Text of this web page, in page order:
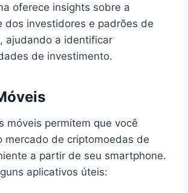
oferece insights sobre a
dos investidores e padrões de
ajudando a identificar
de investimento.
móveis permitem que você
mercado de criptomoedas de
a partir de seu smartphone.
aplicativos úteis: